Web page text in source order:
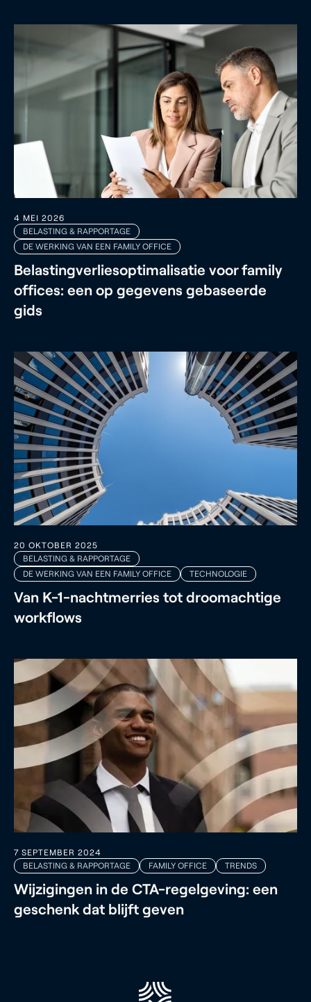
4 MEI 2026
BELASTING & RAPPORTAGE
DE WERKING VAN EEN FAMILY OFFICE
Belastingverliesoptimalisatie voor family
offices: een op gegevens gebaseerde
gids
20 OKTOBER 2025
BELASTING & RAPPORTAGE
DE WERKING VAN EEN FAMILY OFFICE
TECHNOLOGIE
Van K-1-nachtmerries tot droomachtige
workflows
7 SEPTEMBER 2024
BELASTING & RAPPORTAGE
FAMILY OFFICE TRENDS
Wijzigingen in de CTA-regelgeving: een
geschenk dat blijft geven